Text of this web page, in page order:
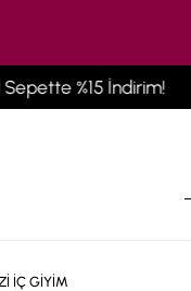
%15 İndirim!
İÇ GİYİM